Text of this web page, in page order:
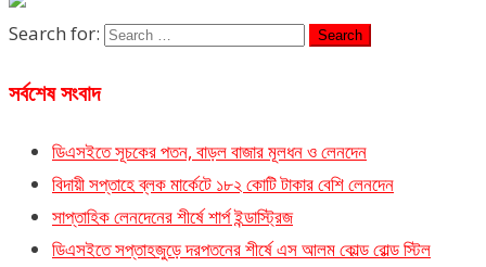
Search for:
সর্বশেষ সংবাদ
ডিএসইতে সূচকের পতন, বাড়ল বাজার মূলধন ও লেনদেন
বিদায়ী সপ্তাহে ব্লক মার্কেটে ১৮২ কোটি টাকার বেশি লেনদেন
সাপ্তাহিক লেনদেনের শীর্ষে শার্প ইন্ডাস্ট্রিজ
ডিএসইতে সপ্তাহজুড়ে দরপতনের শীর্ষে এস আলম কোল্ড রোল্ড স্টিল